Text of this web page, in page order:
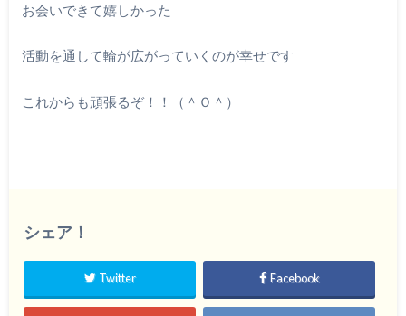
お会いできて嬉しかった
活動を通して輪が広がっていくのが幸せです
これからも頑張るぞ！！（＾Ｏ＾）
シェア！
Twitter Facebook